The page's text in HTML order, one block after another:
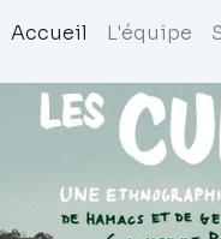
Accueil L'équipe